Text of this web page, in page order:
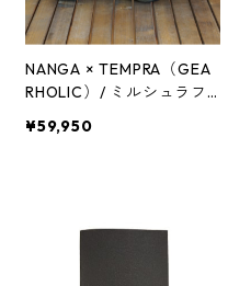
NANGA × TEMPRA（GEA
RHOLIC）/ ミルシュラフ_
¥59,950